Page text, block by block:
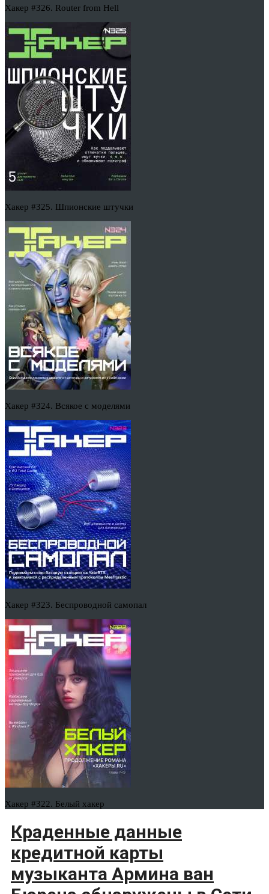
Хакер #326. Router from Hell
Хакер #325. Шпионские штучки
Хакер #324. Всякое с моделями
Хакер #323. Беспроводной самопал
Хакер #322. Белый хакер
Краденные данные
кредитной карты
музыканта Армина ван